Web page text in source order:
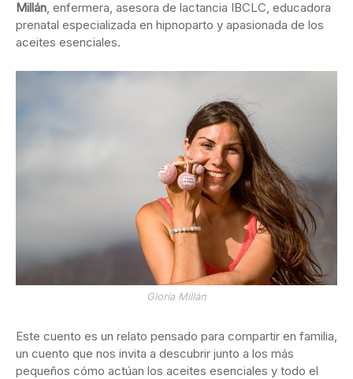
Millán, enfermera, asesora de lactancia IBCLC, educadora
prenatal especializada en hipnoparto y apasionada de los
aceites esenciales.
Gloria Millán
Este cuento es un relato pensado para compartir en familia,
un cuento que nos invita a descubrir junto a los más
pequeños cómo actúan los aceites esenciales y todo el